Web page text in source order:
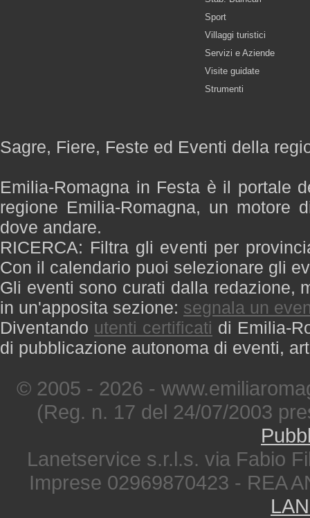
Sport
Villaggi turistici
Servizi e Aziende
Visite guidate
Strumenti
Sagre, Fiere, Feste ed Eventi della
Emilia-Romagna in Festa è il portale
regione Emilia-Romagna, un motore
dove andare.
RICERCA: Filtra gli eventi per
Con il calendario puoi selezionare gli
Gli eventi sono curati dalla redazione,
in un'apposita sezione: segnala un
Diventando utenti certificati di Emilia-
di pubblicazione autonoma di eventi,
© 2005 - 2026 -
(Reg. n. 17 del 24/07/2003
Lanetservice s.r.l.s. via Fabio
Imprese 02969870423 - REA